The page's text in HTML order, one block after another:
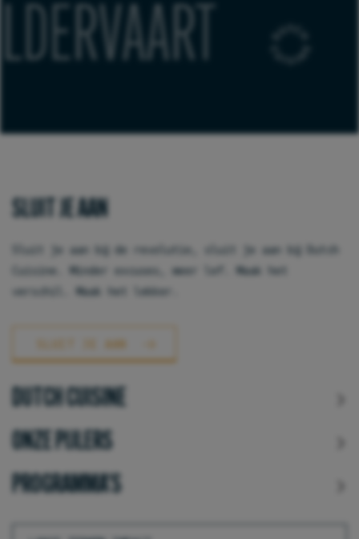
DUTCH CUISINE
ONZE PIJLERS
PROGRAMMA'S
SLUIT JE AAN
Sluit je aan bij de revolutie, sluit je aan bij Dutch
Cuisine. Minder excuses, meer lef. Maak het
verschil. Maak het lekker.
SLUIT JE AAN